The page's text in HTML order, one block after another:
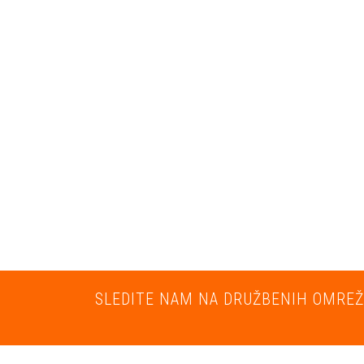
SLEDITE NAM NA DRUŽBENIH